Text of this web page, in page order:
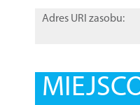
Adres URI zasobu: